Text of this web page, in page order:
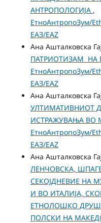
АНТРОПОЛОГИЈА ,
ЕтноАнтропоЗум/
ЕАЗ/EAZ
Ана Ашталковска
ПАТРИОТИЗАМ НА
ЕтноАнтропоЗум/
ЕАЗ/EAZ
Ана Ашталковска
УЛТИМАТИВНИОТ
ИСТРАЖУВАЊА ВО
ЕтноАнтропоЗум/
ЕАЗ/EAZ
Ана Ашталковска
ЛЕНЧОВСКА,
СЕКОЈДНЕВИЕ НА
И ВО ИТАЛИЈА,
ЕТНОЛОШКО
ПОЛСКИ НА